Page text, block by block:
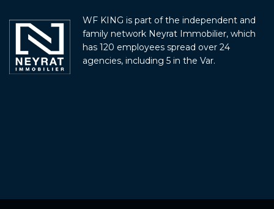
WF KING is part of the independent and
family network Neyrat Immobilier, which
has 120 employees spread over 24
agencies, including 5 in the Var.